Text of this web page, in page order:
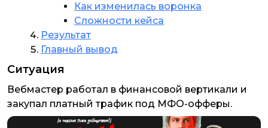
Как изменилась воронка
Сложности кейса
Результат
Главный вывод
Ситуация
Вебмастер работал в финансовой вертикали и
закупал платный трафик под МФО-офферы.